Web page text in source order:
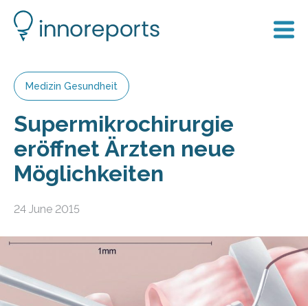
Medizin Gesundheit
Supermikrochirurgie
eröffnet Ärzten neue
Möglichkeiten
24 June 2015